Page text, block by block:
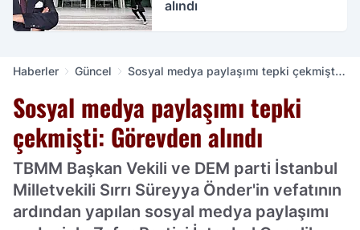
alındı
Haberler Güncel
Sosyal medya paylaşımı tepki çekmişti:
Sosyal medya paylaşımı tepki
çekmişti: Görevden alındı
TBMM Başkan Vekili ve DEM parti İstanbul
Milletvekili Sırrı Süreyya Önder'in vefatının
ardından yapılan sosyal medya paylaşımı